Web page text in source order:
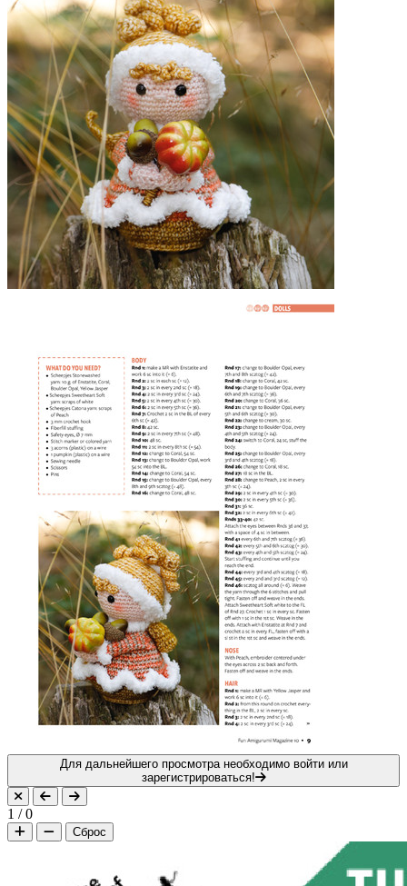
Для дальнейшего просмотра необходимо войти или
зарегистрироваться!
1 /0
Сброс